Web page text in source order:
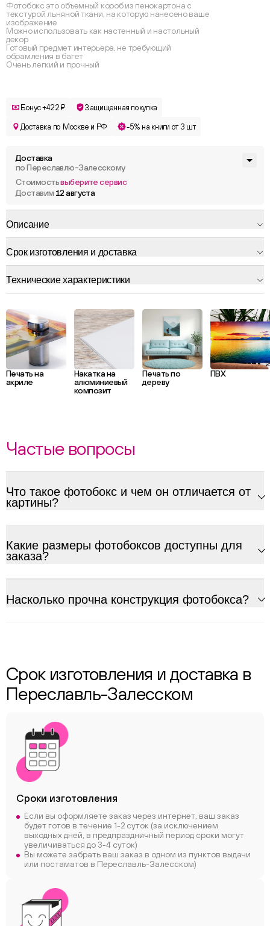
Фотобокс это объемный короб из пенокартона с
текстурой льняной ткани, на которую нанесено ваше
изображение
Можно использовать как настенный и настольный
декор
Готовый предмет интерьера, не требующий
обрамления в багет
Очень легкий и прочный
Бонус +422 ₽ Защищенная покупка
Доставка по Москве и РФ -5% на книги от 3 шт
Доставка
по Переславлю-Залесскому
Стоимостьвыберите сервис
Доставим 12 августа
Описание
Срок изготовления и доставка
Технические характеристики
Печать на
акриле
Накатка на
алюминиевый
композит
Печать по
дереву
ПВХ
Частые вопросы
Что такое фотобокс и чем он отличается от
картины?
Какие размеры фотобоксов доступны для
заказа?
Насколько прочна конструкция фотобокса?
Срок изготовления и доставка в
Переславль-Залесском
Сроки изготовления
Если вы оформляете заказ через интернет, ваш заказ
будет готов в течение 1-2 суток (за исключением
выходных дней, в предпраздничный период сроки могут
увеличиваться до 3-4 суток)
Вы можете забрать ваш заказ в одном из пунктов выдачи
или постаматов в Переславль-Залесском)